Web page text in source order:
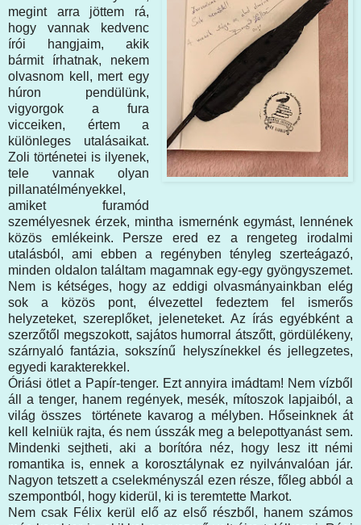
megint arra jöttem rá,
hogy vannak kedvenc
írói hangjaim, akik
bármit írhatnak, nekem
olvasnom kell, mert egy
húron pendülünk,
vigyorgok a fura
vicceiken, értem a
különleges utalásaikat.
Zoli történetei is ilyenek,
tele vannak olyan
pillanatélményekkel,
amiket furamód
személyesnek érzek, mintha ismernénk egymást, lennének
közös emlékeink. Persze ered ez a rengeteg irodalmi
utalásból, ami ebben a regényben tényleg szerteágazó,
minden oldalon találtam magamnak egy-egy gyöngyszemet.
Nem is kétséges, hogy az eddigi olvasmányainkban elég
sok a közös pont, élvezettel fedeztem fel ismerős
helyzeteket, szereplőket, jeleneteket. Az írás egyébként a
szerzőtől megszokott, sajátos humorral átszőtt, gördülékeny,
szárnyaló fantázia, sokszínű helyszínekkel és jellegzetes,
egyedi karakterekkel.
Óriási ötlet a Papír-tenger. Ezt annyira imádtam! Nem vízből
áll a tenger, hanem regények, mesék, mítoszok lapjaiból, a
világ összes története kavarog a mélyben. Hőseinknek át
kell kelniük rajta, és nem ússzák meg a belepottyanást sem.
Mindenki sejtheti, aki a borítóra néz, hogy lesz itt némi
romantika is, ennek a korosztálynak ez nyilvánvalóan jár.
Nagyon tetszett a cselekményszál ezen része, főleg abból a
szempontból, hogy kiderül, ki is teremtette Markot.
Nem csak Félix kerül elő az első részből, hanem számos